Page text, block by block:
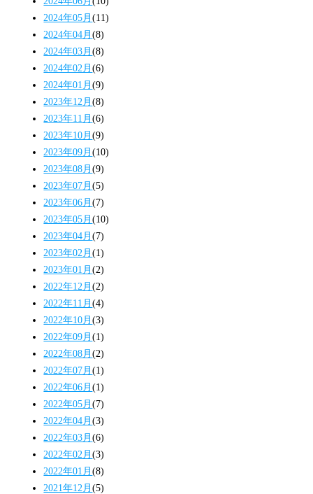
2024年05月(11)
2024年04月(8)
2024年03月(8)
2024年02月(6)
2024年01月(9)
2023年12月(8)
2023年11月(6)
2023年10月(9)
2023年09月(10)
2023年08月(9)
2023年07月(5)
2023年06月(7)
2023年05月(10)
2023年04月(7)
2023年02月(1)
2023年01月(2)
2022年12月(2)
2022年11月(4)
2022年10月(3)
2022年09月(1)
2022年08月(2)
2022年07月(1)
2022年06月(1)
2022年05月(7)
2022年04月(3)
2022年03月(6)
2022年02月(3)
2022年01月(8)
2021年12月(5)